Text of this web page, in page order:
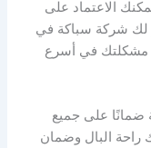
الاعتماد على
لك شركة سباكة في
مشكلتك في أسرع
ضمانًا على جميع
راحة البال وضمان